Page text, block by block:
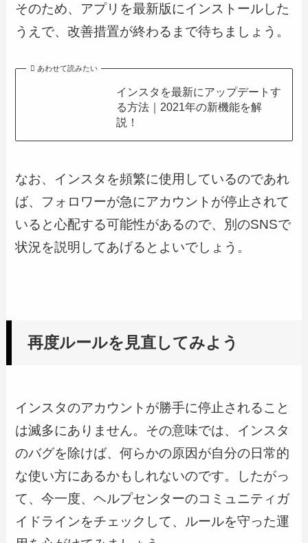
そのため、アプリを最新版にインストールした
うえで、改善措置が終わるまで待ちましょう。
あわせて読みたい
インスタを最新にアップデートす
る方法｜2021年の新機能を解
説！
なお、インスタを頻繁に使用しているのであれ
ば、フォロワーが急にアカウントが停止されて
いると心配する可能性があるので、別のSNSで
状況を説明してあげるとよいでしょう。
再度ルールを見直してみよう
インスタのアカウントが勝手に停止されること
は滅多にありません。その意味では、インスタ
のバグを除けば、何らかの原因が自分の日常的
な使い方にあるかもしれないのです。したがっ
て、今一度、ヘルプセンターのコミュニティガ
イドラインをチェックして、ルールを守った運